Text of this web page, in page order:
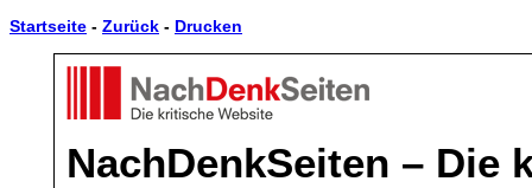
Startseite - Zurück - Drucken
NachDenkSeiten – Die